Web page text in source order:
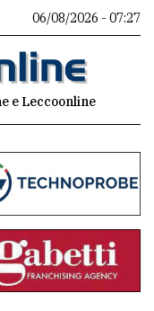
06/08/2026 - 07:27
e Leccoonline